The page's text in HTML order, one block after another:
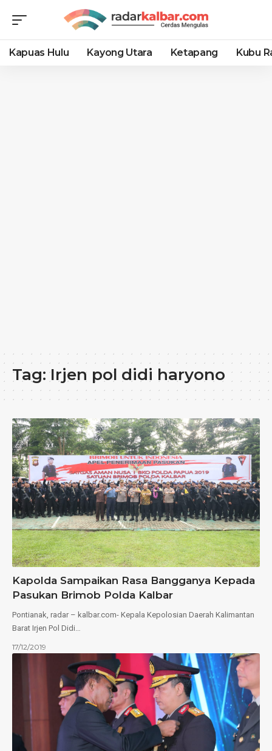
Kapuas Hulu Kayong Utara Ketapang Kubu
Tag:Irjen pol didi haryono
Kapolda Sampaikan Rasa Bangganya Kepada
Pasukan Brimob Polda Kalbar
Pontianak, radar – kalbar.com- Kepala Kepolosian Daerah Kalimantan
Barat Irjen Pol Didi…
17/12/2019